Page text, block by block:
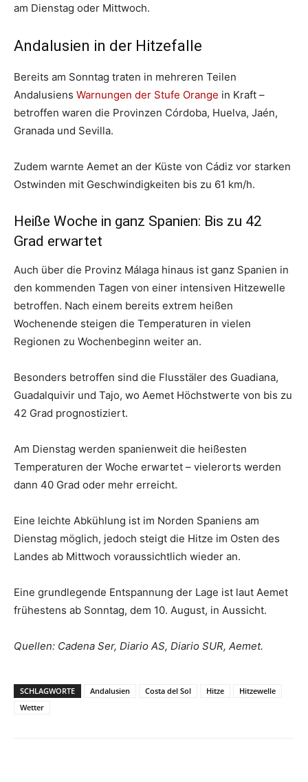
am Dienstag oder Mittwoch.
Andalusien in der Hitzefalle
Bereits am Sonntag traten in mehreren Teilen
Andalusiens Warnungen der Stufe Orange in Kraft –
betroffen waren die Provinzen Córdoba, Huelva, Jaén,
Granada und Sevilla.
Zudem warnte Aemet an der Küste von Cádiz vor starken
Ostwinden mit Geschwindigkeiten bis zu 61 km/h.
Heiße Woche in ganz Spanien: Bis zu 42
Grad erwartet
Auch über die Provinz Málaga hinaus ist ganz Spanien in
den kommenden Tagen von einer intensiven Hitzewelle
betroffen. Nach einem bereits extrem heißen
Wochenende steigen die Temperaturen in vielen
Regionen zu Wochenbeginn weiter an.
Besonders betroffen sind die Flusstäler des Guadiana,
Guadalquivir und Tajo, wo Aemet Höchstwerte von bis zu
42 Grad prognostiziert.
Am Dienstag werden spanienweit die heißesten
Temperaturen der Woche erwartet – vielerorts werden
dann 40 Grad oder mehr erreicht.
Eine leichte Abkühlung ist im Norden Spaniens am
Dienstag möglich, jedoch steigt die Hitze im Osten des
Landes ab Mittwoch voraussichtlich wieder an.
Eine grundlegende Entspannung der Lage ist laut Aemet
frühestens ab Sonntag, dem 10. August, in Aussicht.
Quellen: Cadena Ser, Diario AS, Diario SUR, Aemet.
SCHLAGWORTE Andalusien Costa del Sol Hitze
Hitzewelle
Wetter